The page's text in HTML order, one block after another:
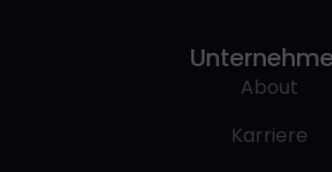
About
Karriere